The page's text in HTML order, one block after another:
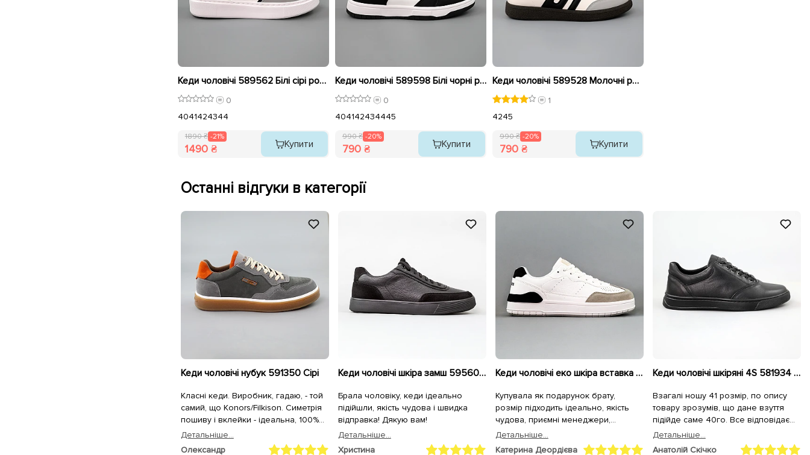
Кеди чоловічі 589562 Білі сірі розпродаж
0
4041424344
1890 ₴ -21%
1490 ₴ Купити
Кеди чоловічі 589598 Білі чорні розпродаж
0
404142434445
990 ₴ -20%
790 ₴ Купити
Кеди чоловічі 589528 Молочні розпродаж
1
4245
990 ₴ -20%
790 ₴ Купити
Останні відгуки в категорії
Кеди чоловічі нубук 591350 Сірі
Класні кеди. Виробник, гадаю, - той
самий, що Konors/Filkison. Симетрія
пошиву і вклейки - ідеальна, 100%
повномірні. Лише устілки раджу
одразу замінити на анатомічні/
Детальнiше...
Олександр
Кеди чоловічі шкіра замш 595600 Чорні
Брала чоловіку, кеди ідеально
підійшли, якість чудова і швидка
відправка! Дякую вам!
Детальнiше...
Христина
Кеди чоловічі еко шкіра вставка замш 594889 Білі
Купувала як подарунок брату,
розмір підходить ідеально, якість
чудова, приємні менеджери,
посилку відправили максимально
Детальнiше...
Катерина Деордієва
Кеди чоловічі шкіряні 4S 581934 Чорні
Взагалі ношу 41 розмір, по опису
товару зрозумів, що дане взуття
підійде саме 40го. Все відповідає
дійсності, зручне, якість бомба, по
розміру саме те, що треба. 2 дні від
Детальнiше...
Анатолій Скічко